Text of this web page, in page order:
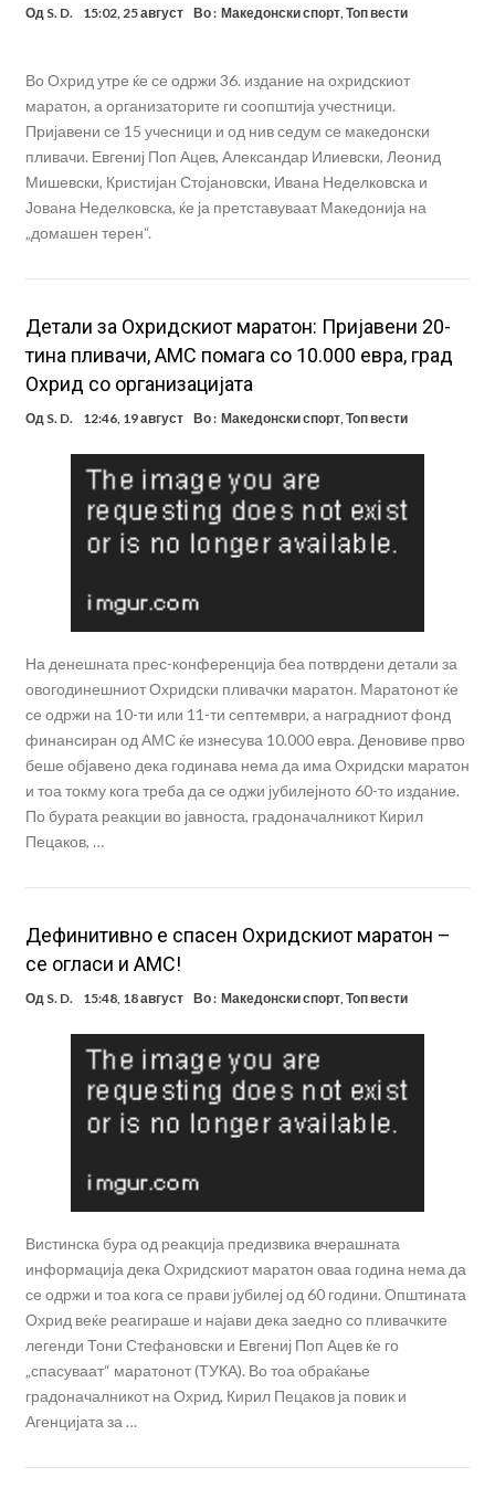
Од S. D. 15:02, 25 август Во : Македонски спорт, Топ вести
Во Охрид утре ќе се одржи 36. издание на охридскиот
маратон, а организаторите ги соопштија учестници.
Пријавени се 15 учесници и од нив седум се македонски
пливачи. Евгениј Поп Ацев, Александар Илиевски, Леонид
Мишевски, Кристијан Стојановски, Ивана Неделковска и
Јована Неделковска, ќе ја претставуваат Македонија на
„домашен терен“.
Детали за Охридскиот маратон: Пријавени 20-
тина пливачи, АМС помага со 10.000 евра, град
Охрид со организацијата
Од S. D. 12:46, 19 август Во : Македонски спорт, Топ вести
На денешната прес-конференција беа потврдени детали за
овогодинешниот Охридски пливачки маратон. Маратонот ќе
се одржи на 10-ти или 11-ти септември, а наградниот фонд
финансиран од АМС ќе изнесува 10.000 евра. Деновиве прво
беше објавено дека годинава нема да има Охридски маратон
и тоа токму кога треба да се оджи јубилејното 60-то издание.
По бурата реакции во јавноста, градоначалникот Кирил
Пецаков, …
Дефинитивно е спасен Охридскиот маратон –
се огласи и АМС!
Од S. D. 15:48, 18 август Во : Македонски спорт, Топ вести
Вистинска бура од реакција предизвика вчерашната
информација дека Охридскиот маратон оваа година нема да
се одржи и тоа кога се прави јубилеј од 60 години. Општината
Охрид веќе реагираше и најави дека заедно со пливачките
легенди Тони Стефановски и Евгениј Поп Ацев ќе го
„спасуваат“ маратонот (ТУКА). Во тоа обраќање
градоначалникот на Охрид, Кирил Пецаков ја повик и
Агенцијата за …